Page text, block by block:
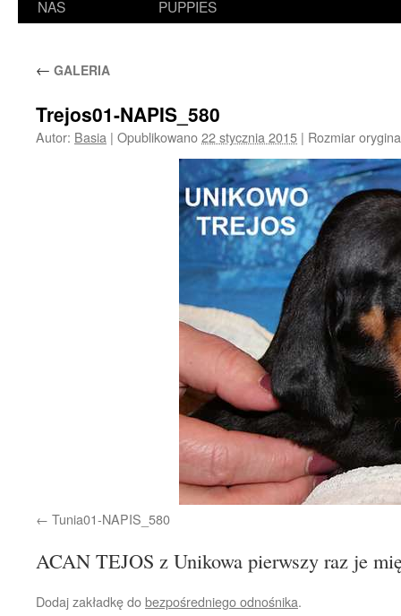
NAS
PUPPIES
← GALERIA
Trejos01-NAPIS_580
Autor: Basia | Opublikowano22 stycznia 2015 | Rozmiar
Tunia01-NAPIS_580
ACAN TEJOS z Unikowa pierwszy raz je
Dodaj zakładkę dobezpośredniego odnośnika.